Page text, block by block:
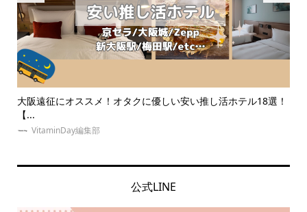
テル18選！ 【体験レポ】10秒で本人不在の誕生日会？名前入り推し
ゆめみぃ
公式LINE